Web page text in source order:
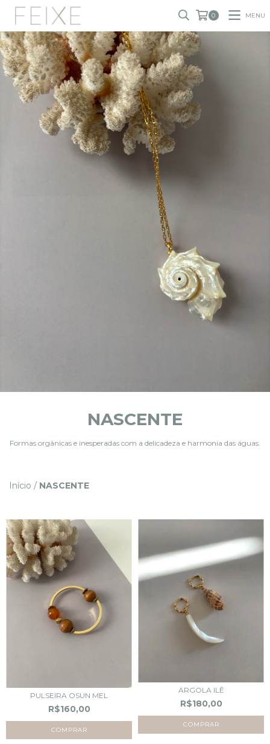
0 MENU
NASCENTE
Formas orgânicas e inesperadas com a delicadeza e harmonia das águas.
Início / NASCENTE
PULSEIRA OSUN MEL
R$160,00
ARGOLA ILÊ
R$180,00